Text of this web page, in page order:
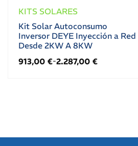
KITS SOLARES
Kit Solar Autoconsumo
Inversor DEYE Inyección a Red
Desde 2KW A 8KW
913,00 €-2.287,00 €